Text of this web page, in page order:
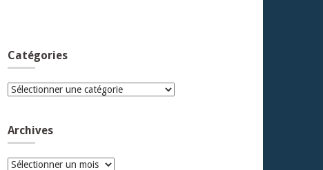
Catégories
Catégories
Archives
Archives